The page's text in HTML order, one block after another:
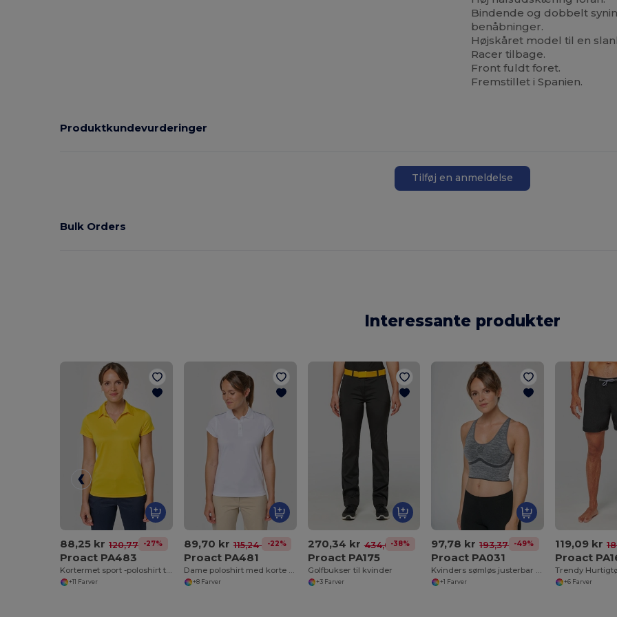
Bindende og dobbelt
benåbninger.
Højskåret model til en
Racer tilbage.
Front fuldt foret.
Fremstillet i Spanien.
Produktkundevurderinger
Tilføj en anmeldelse
Bulk Orders
Interessante produkter
88,25 kr 120,77 kr-27%
Proact PA483
Kortermet sport -poloshirt til kvinder
+11 Farver
89,70 kr 115,24 kr-22%
Proact PA481
Dame poloshirt med korte ærmer
+8 Farver
270,34 kr 434,68 kr
-38%
Proact PA175
Golfbukser til kvinder
+3 Farver
97,78 kr 193,37 kr-49%
Proact PA031
Kvinders sømløs justerbar bh
+1 Farver
119,09 kr
Proact
+6 Farver